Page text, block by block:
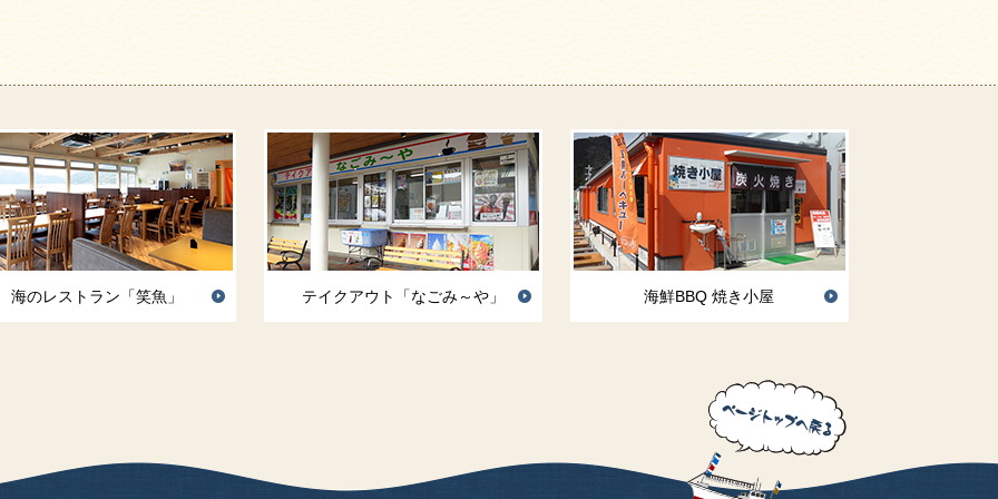
海のレストラン「笑魚」 テイクアウト「なごみ～や」 海鮮BBQ 焼き小屋